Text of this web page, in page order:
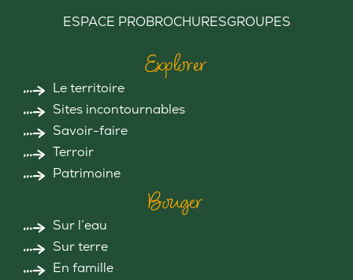
ESPACE PROBROCHURESGROUPES
Explorer
Le territoire
Sites incontournables
Savoir-faire
Terroir
Patrimoine
Bouger
Sur l’eau
Sur terre
En famille